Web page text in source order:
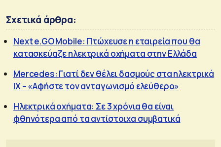
Σχετικά άρθρα:
Next e.GO Mobile: Πτώχευσε η εταιρεία που θα
κατασκεύαζε ηλεκτρικά οχήματα στην Ελλάδα
Mercedes: Γιατί δεν θέλει δασμούς στα ηλεκτρικά
ΙΧ – «Αφήστε τον ανταγωνισμό ελεύθερο»
Ηλεκτρικά οχήματα: Σε 3 χρόνια θα είναι
φθηνότερα από τα αντίστοιχα συμβατικά